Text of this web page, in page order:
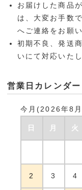
お届けした商品
は、大変お手数
へご連絡をお願
初期不良、発送
いにて対応いたし
営業日カレンダー
今月(2026年8
日 月 火
2 3 4